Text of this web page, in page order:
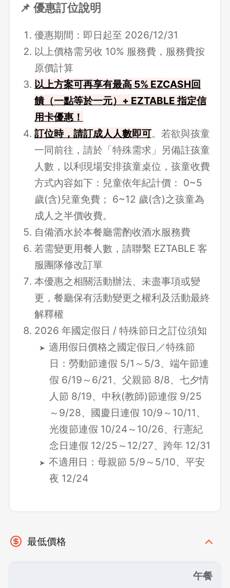
📌 優惠訂位說明
優惠期間：即日起至 2026/12/31
以上價格需另收 10% 服務費，服務費按
原價計算
以上方案可再享有最高 5% EZCASH回
饋（一點等於一元）+ EZTABLE 指定信
用卡優惠！
訂位時，請訂成人人數即可。若欲與孩童
一同前往，請於「特殊需求」另備註孩童
人數，以利現場安排孩童桌位，孩童收費
方式內容如下：兒童依年紀計價： 0~5
歲(含)兒童免費； 6~12 歲(含)之孩童為
成人之半價收費。
自備酒水於本餐廳需酌收酒水服務費
若需變更用餐人數，請聯繫 EZTABLE 客
服團隊修改訂單
本優惠之相關活動辦法、未盡事項或變
更，餐廳保有活動變更之權利及活動最終
解釋權
2026 年國定假日 / 特殊節日之訂位須知
適用假日價格之國定假日／特殊節
日：勞動節連假 5/1～5/3、端午節連
假 6/19～6/21、父親節 8/8、七夕情
人節 8/19、中秋(教師)節連假 9/25
～9/28、國慶日連假 10/9～10/11、
光復節連假 10/24～10/26、行憲紀
念日連假 12/25～12/27、跨年 12/31
不適用日：母親節 5/9～5/10、平安
夜 12/24
最低價格
午餐